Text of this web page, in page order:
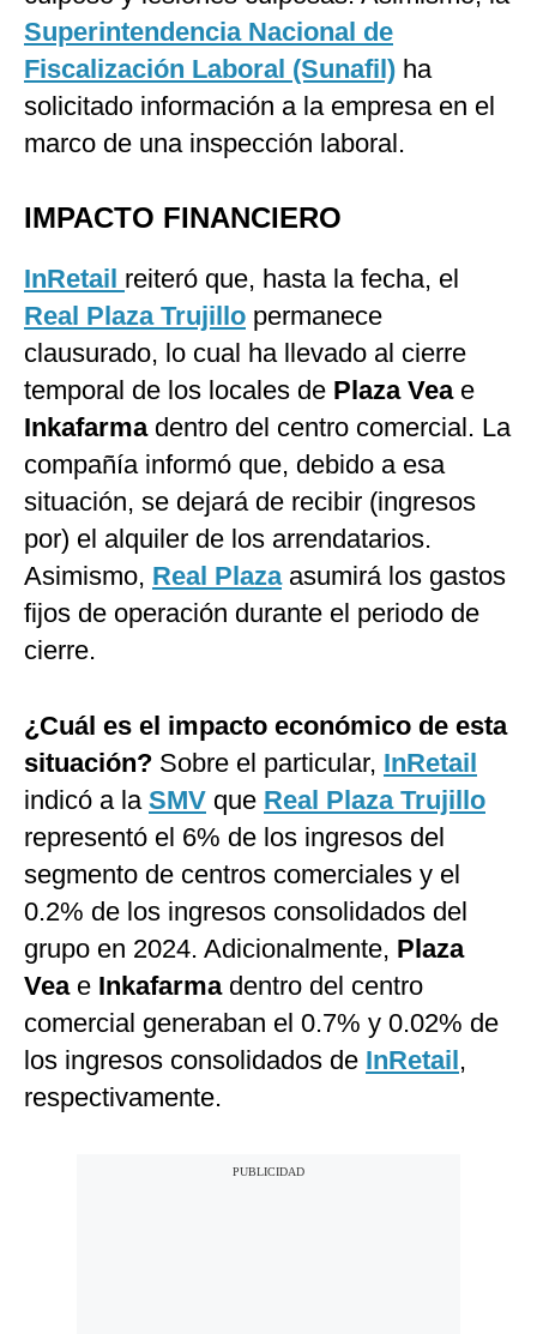
Superintendencia Nacional de
Fiscalización Laboral (Sunafil) ha
solicitado información a la empresa en el
marco de una inspección laboral.
IMPACTO FINANCIERO
InRetail reiteró que, hasta la fecha, el
Real Plaza Trujillo permanece
clausurado, lo cual ha llevado al cierre
temporal de los locales de Plaza Vea e
Inkafarma dentro del centro comercial. La
compañía informó que, debido a esa
situación, se dejará de recibir (ingresos
por) el alquiler de los arrendatarios.
Asimismo, Real Plaza asumirá los gastos
fijos de operación durante el periodo de
cierre.
¿Cuál es el impacto económico de esta
situación? Sobre el particular, InRetail
indicó a la SMV que Real Plaza Trujillo
representó el 6% de los ingresos del
segmento de centros comerciales y el
0.2% de los ingresos consolidados del
grupo en 2024. Adicionalmente, Plaza
Vea e Inkafarma dentro del centro
comercial generaban el 0.7% y 0.02% de
los ingresos consolidados de InRetail,
respectivamente.